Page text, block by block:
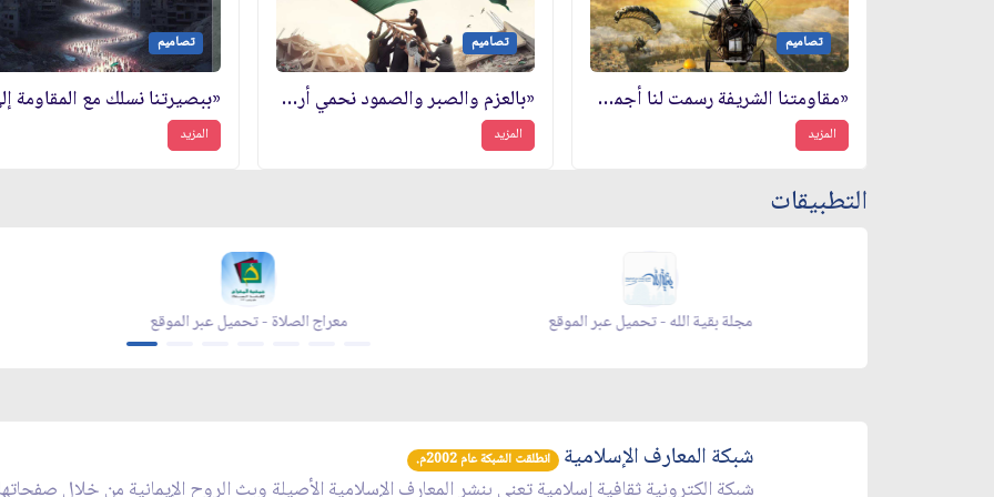
تصاميم
«مقاومتنا الشريفة رسمت لنا أجمل قصة للبطولة والتضحية»
المزيد
تصاميم
«بالعزم والصبر والصمود نحمي أرضنا ونصون كرامتنا»
المزيد
تصاميم
المزيد
التطبيقات
زاد شهر رمضان - appstore زاد شهر رمضان - appgallery
شبكة المعارف الإسلامية انطلقت الشبكة عام 2002م.